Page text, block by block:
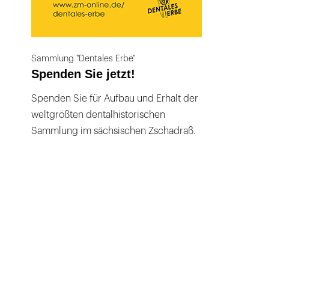
Sammlung "Dentales Erbe"
Spenden Sie jetzt!
Spenden Sie für Aufbau und Erhalt der
weltgrößten dentalhistorischen
Sammlung im sächsischen Zschadraß.